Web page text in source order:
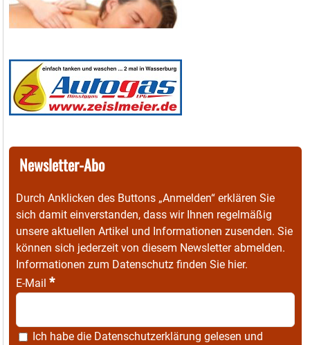
Newsletter-Abo
Durch Anklicken des Buttons „Anmelden“ erklären Sie
sich damit einverstanden, dass wir Ihnen regelmäßig
unsere aktuellen Artikel und Informationen zusenden. Sie
können sich jederzeit von diesem Newsletter abmelden.
Informationen zum Datenschutz finden Sie hier.
E-Mail *
Ich habe die Datenschutzerklärung gelesen und